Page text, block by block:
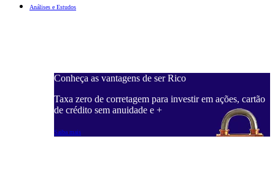
Análises e Estudos
Conheça as vantagens de ser Rico
Taxa zero de corretagem para investir em ações, cartão
de crédito sem anuidade e +
Saiba mais